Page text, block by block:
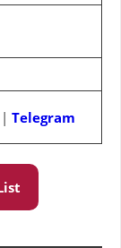
| Telegram